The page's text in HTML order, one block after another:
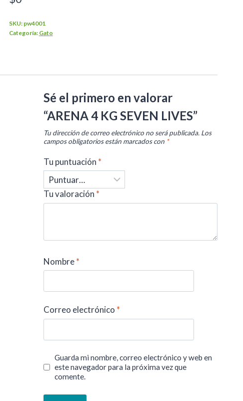
SKU: pw4001
Categoría: Gato
Sé el primero en valorar
“ARENA 4 KG SEVEN LIVES”
Tu dirección de correo electrónico no será publicada. Los
campos obligatorios están marcados con *
Tu puntuación *
Tu valoración *
Nombre*
Correo electrónico *
Guarda mi nombre, correo electrónico y web en
este navegador para la próxima vez que
comente.